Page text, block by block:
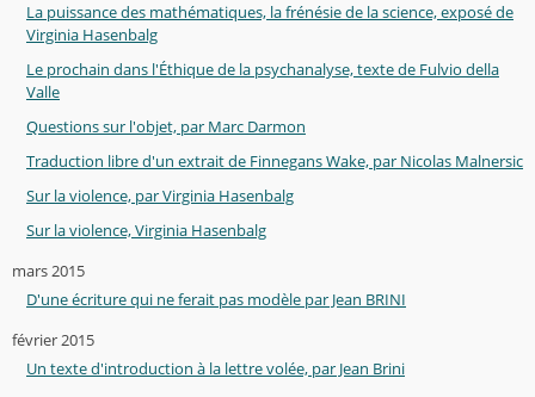
La puissance des mathématiques, la frénésie de la science, exposé de
Virginia Hasenbalg
Le prochain dans l'Éthique de la psychanalyse, texte de Fulvio della
Valle
Questions sur l'objet, par Marc Darmon
Traduction libre d'un extrait de Finnegans Wake, par Nicolas Malnersic
Sur la violence, par Virginia Hasenbalg
Sur la violence, Virginia Hasenbalg
mars 2015
D'une écriture qui ne ferait pas modèle par Jean BRINI
février 2015
Un texte d'introduction à la lettre volée, par Jean Brini